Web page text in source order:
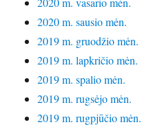
2020 m. sausio mėn.
2019 m. gruodžio mėn.
2019 m. lapkričio mėn.
2019 m. spalio mėn.
2019 m. rugsėjo mėn.
2019 m. rugpjūčio mėn.